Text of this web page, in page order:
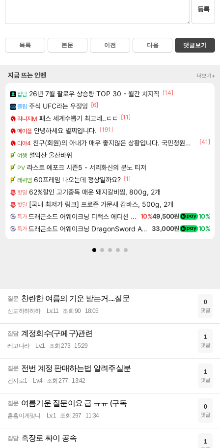
등록
목록 본문 이전 다음 댓글보기
지금 뜨는 인벤 더보기+
잡담 26년 7월 팔로우 상승량 TOP 30 - 월간 치지직 [14]
클립 주식 UFC라는 우정잉 [6]
리니지M 패스 세계수뽑기 최고네..ㄷㄷ
[11]
메이플 안녕하세요 별찌입니다. [191]
디아4 친구(회원)의 아내가 매우 좋지않은 상황입니다. 국민청원동의를 부탁드립니다.(췌장암 신약)
[41]
여행 설악산 울산바위
PV 라스트 에포크 시즌5 - 서리화신의 분노 티저
레퀴엠 60프레임 나오는데 정상일까요? [1]
핫딜 62%할인 고기중독 매운 돼지갈비찜, 800g, 2개
핫딜 [국내 최저가 링크] 프로즌 가문새 감바스, 500g, 2개
특가 드래곤소드 어웨이크닝 디럭스 에디션 DragonSword Awakening Deluxe Edition 10%49,500원 10%
특가 드래곤소드 어웨이크닝 DragonSword Awakening 33,000원 10%
질문 찬란한 여름의 기운 받는거....질문
신도하하하하 Lv.11 조회 90 18:05
0
댓글
잡담 계정회수(구페구)관련
레고나라 Lv.1 조회 273 15:29
1
댓글
질문 전번 계정 판매하는법 알려주실분
켄시로1 Lv.4 조회 277 13:42
1
댓글
질문 여름기운 질문이요 급 ㅠㅠ (구독
흠흠이게맞니 Lv.1 조회 297 11:34
0
댓글
잡담 흑장로 싸이 공속 1